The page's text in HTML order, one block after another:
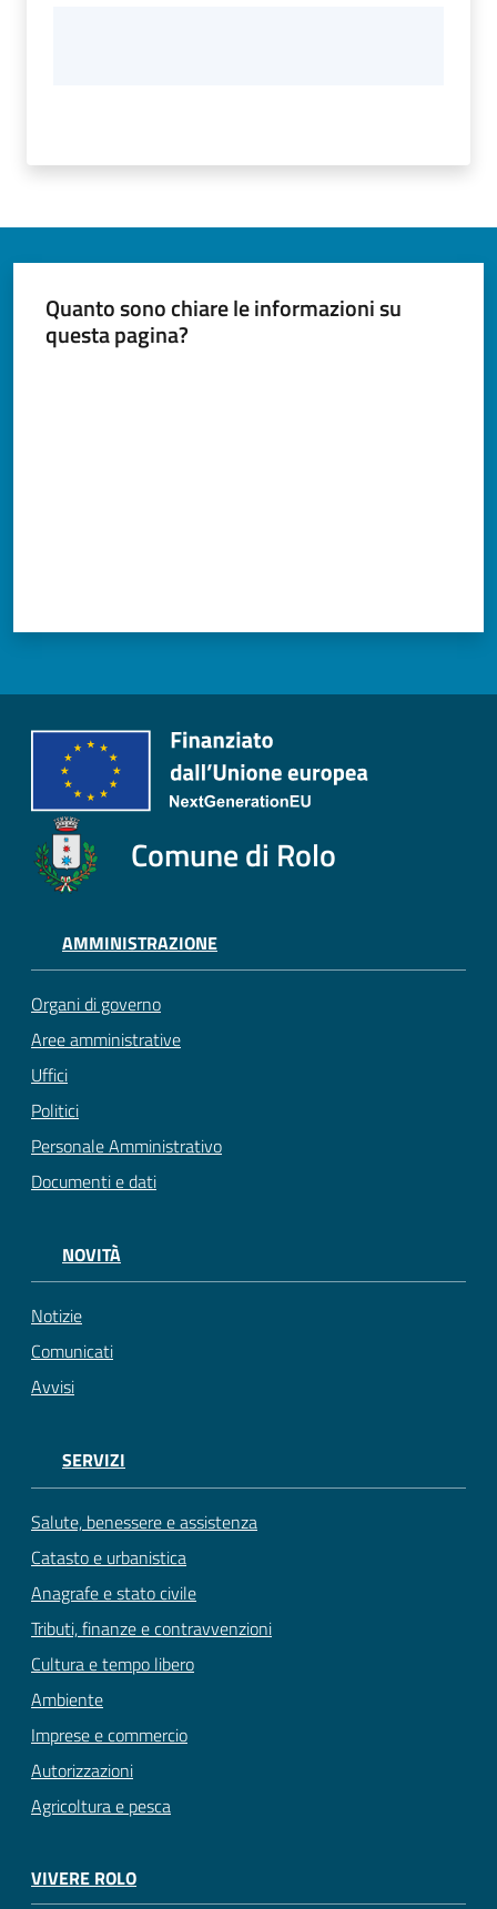
Quanto sono chiare le informazioni su
questa pagina?
Comune di Rolo
AMMINISTRAZIONE
Organi di governo
Aree amministrative
Uffici
Politici
Personale Amministrativo
Documenti e dati
NOVITÀ
Notizie
Comunicati
Avvisi
SERVIZI
Salute, benessere e assistenza
Catasto e urbanistica
Anagrafe e stato civile
Tributi, finanze e contravvenzioni
Cultura e tempo libero
Ambiente
Imprese e commercio
Autorizzazioni
Agricoltura e pesca
VIVERE ROLO